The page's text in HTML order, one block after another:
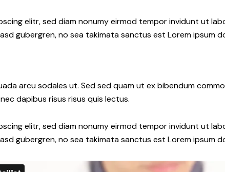
elitr, sed diam nonumy eirmod tempor invidunt ut
gubergren, no sea takimata sanctus est Lorem ipsum
arcu sodales ut. Sed sed quam ut ex bibendum
dapibus risus risus quis lectus.
elitr, sed diam nonumy eirmod tempor invidunt ut
gubergren, no sea takimata sanctus est Lorem ipsum